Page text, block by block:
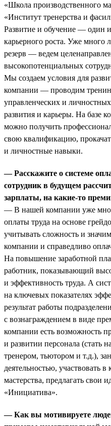
«Школа производственного
«Институт тренерства и
Развитие и обучение — один
карьерного роста. Уже много
резерв — ведем
высокопотенциальных
Мы создаем условия для
компании — проводим
управленческих и
развития и карьеры. На базе
можно получить
свою квалификацию,
и личностные навыки.
— Расскажите о системе
сотрудник в будущем
зарплаты, на какие-то
— В нашей компании уже
оплаты труда на основе
учитывать сложность и
компании и справедливо
На повышение заработной
работник, показывающий
и эффективность труда. А
на ключевых показателях
результат работы
с вознаграждением в виде
компании есть возможность
и развитии персонала (стать
тренером, тьютором и т.д.),
деятельностью, участвовать
мастерства, предлагать свои
«Инициатива».
— Как вы мотивируете